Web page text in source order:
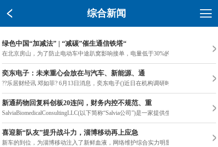
综合新闻
绿色中国“加减法” | “减碳”催生通信铁塔“
在北京房山，为了防止电动车中途趴窝影响接单，电量低于30%的时候
奕东电子：未来重心会放在与汽车、新能源、通
??乐居财经讯 邓如菲? 6月13日消息，奕东电子()近日在机构调研时表示
新通药物回复科创板20连问，财务内控不规范、重
SalviaBiomedicalConsultingLLC(以下简称“Salvia公司”)是一家提供生物医学技
喜迎新“队友”提升战斗力，淄博移动再上应急
新车的到位，为淄博移动注入了新鲜血液，网络维护综合实力明显增